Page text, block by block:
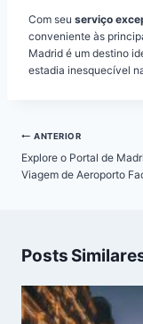
Com seu serviço
conveniente às
Madrid é um destino
estadia inesquecível
Navegação
de
Post
ANTERIOR
Explore o Portal de
Viagem de Aeroporto
Posts